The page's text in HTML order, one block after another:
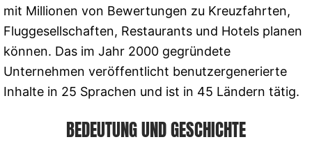
mit Millionen von Bewertungen zu Kreuzfahrten,
Fluggesellschaften, Restaurants und Hotels planen
können. Das im Jahr 2000 gegründete
Unternehmen veröffentlicht benutzergenerierte
Inhalte in 25 Sprachen und ist in 45 Ländern tätig.
BEDEUTUNG UND GESCHICHTE